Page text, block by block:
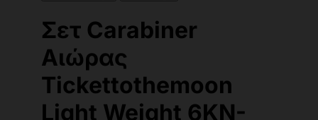
Σετ Carabiner
Αιώρας
Tickettothemoon
Light Weight 6KN-